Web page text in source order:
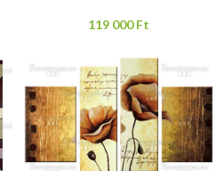
119 000Ft